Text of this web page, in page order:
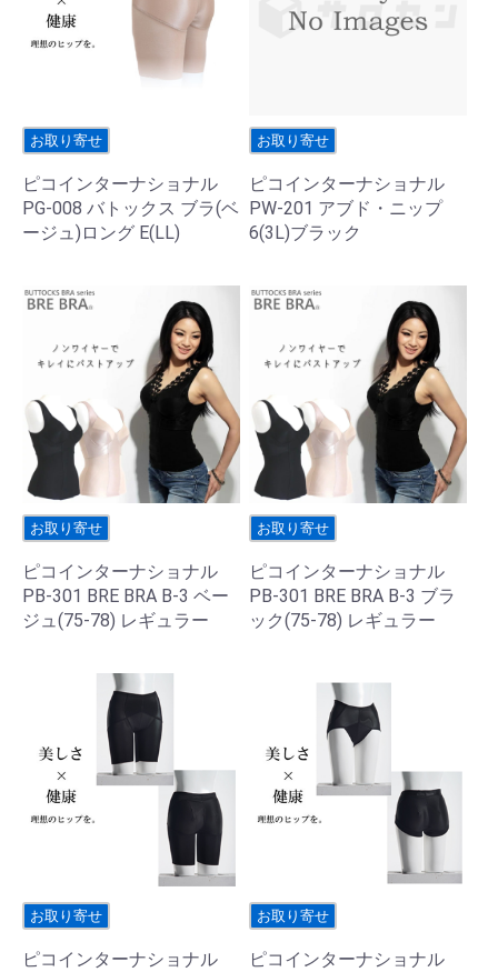
お取り寄せ
ピコインターナショナル
PG-008 バトックス ブラ(ベ
ージュ)ロング E(LL)
お取り寄せ
ピコインターナショナル
PW-201 アブド・ニップ
6(3L)ブラック
お取り寄せ
ピコインターナショナル
PB-301 BRE BRA B-3 ベー
ジュ(75-78) レギュラー
お取り寄せ
ピコインターナショナル
PB-301 BRE BRA B-3 ブラ
ック(75-78) レギュラー
お取り寄せ
ピコインターナショナル
お取り寄せ
ピコインターナショナル